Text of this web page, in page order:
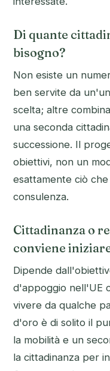
Di quante
bisogno?
Non esiste un
ben servite da
scelta; altre
una seconda
successione. Il
obiettivi, non un
esattamente ciò
consulenza.
Cittadinanza o
conviene
Dipende
d'appoggio nell'UE
vivere da qualche
d'oro è di solito il
la mobilità e un
la cittadinanza per